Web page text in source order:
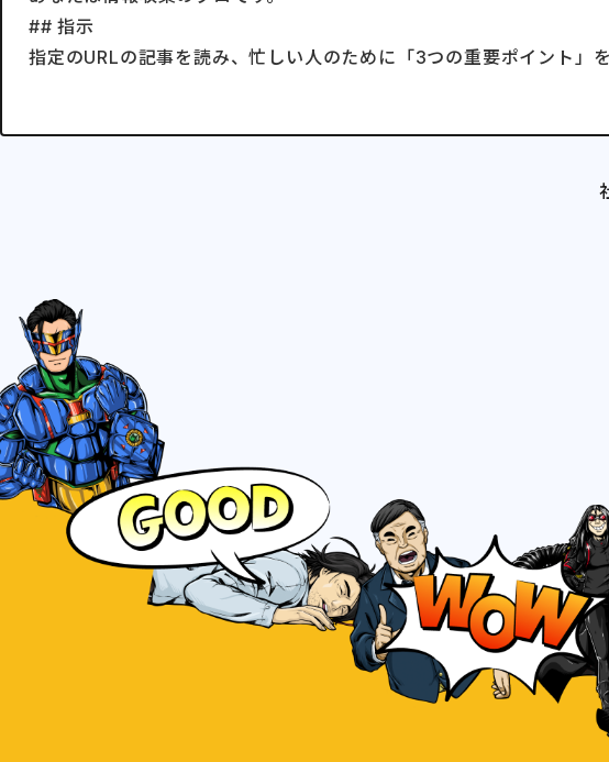
## 指示
指定のURLの記事を読み、忙しい人のために「3つの重要ポイント」